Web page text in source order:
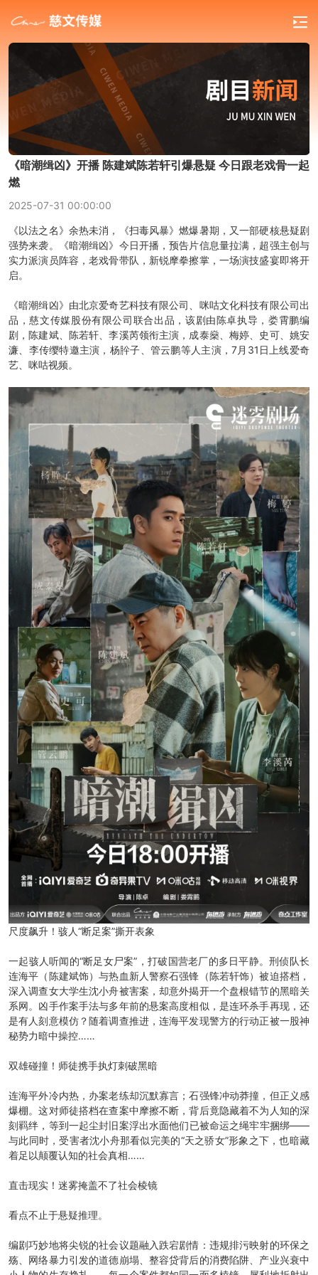
《暗潮缉凶》开播 陈建斌陈若轩引爆悬疑 今日跟老戏骨一起
燃
2025-07-31 00:00:00
《以法之名》余热未消，《扫毒风暴》燃爆暑期，又一部硬核悬疑剧
强势来袭。《暗潮缉凶》今日开播，预告片信息量拉满，超强主创与
实力派演员阵容，老戏骨带队，新锐摩拳擦掌，一场演技盛宴即将开
启。
《暗潮缉凶》由北京爱奇艺科技有限公司、咪咕文化科技有限公司出
品，慈文传媒股份有限公司联合出品，该剧由陈卓执导，娄霄鹏编
剧，陈建斌、陈若轩、李溪芮领衔主演，成泰燊、梅婷、史可、姚安
濂、李传缨特邀主演，杨肸子、管云鹏等人主演，7月31日上线爱奇
艺、咪咕视频。
尺度飙升！骇人“断足案”撕开表象
一起骇人听闻的“断足女尸案”，打破国营老厂的多日平静。刑侦队长
连海平（陈建斌饰）与热血新人警察石强锋（陈若轩饰）被迫搭档，
深入调查女大学生沈小舟被害案，却意外揭开一个盘根错节的黑暗关
系网。凶手作案手法与多年前的悬案高度相似，是连环杀手再现，还
是有人刻意模仿？随着调查推进，连海平发现警方的行动正被一股神
秘势力暗中操控……
双雄碰撞！师徒携手执灯刺破黑暗
连海平外冷内热，办案老练却沉默寡言；石强锋冲动莽撞，但正义感
爆棚。这对师徒搭档在查案中摩擦不断，背后竟隐藏着不为人知的深
刻羁绊，等到一起尘封旧案浮出水面他们已被命运之绳牢牢捆绑——
与此同时，受害者沈小舟那看似完美的“天之骄女”形象之下，也暗藏
着足以颠覆认知的社会真相……
直击现实！迷雾掩盖不了社会棱镜
看点不止于悬疑推理。
编剧巧妙地将尖锐的社会议题融入跌宕剧情：违规排污映射的环保之
殇、网络暴力引发的道德崩塌、整容贷背后的消费陷阱、产业兴衰中